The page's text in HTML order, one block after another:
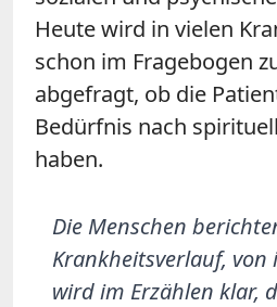
Heute wird in vielen
schon im Fragebogen
abgefragt, ob die
Bedürfnis nach
haben.
Die Menschen
Krankheitsverlauf, von
wird im Erzählen klar,